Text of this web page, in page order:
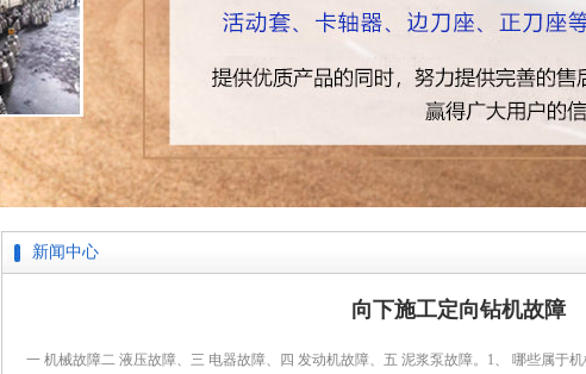
新闻中心
向下施工定向钻机故障
一 机械故障二 液压故障、三 电器故障、四 发动机故障、五 泥浆泵故障。1、 哪些属于